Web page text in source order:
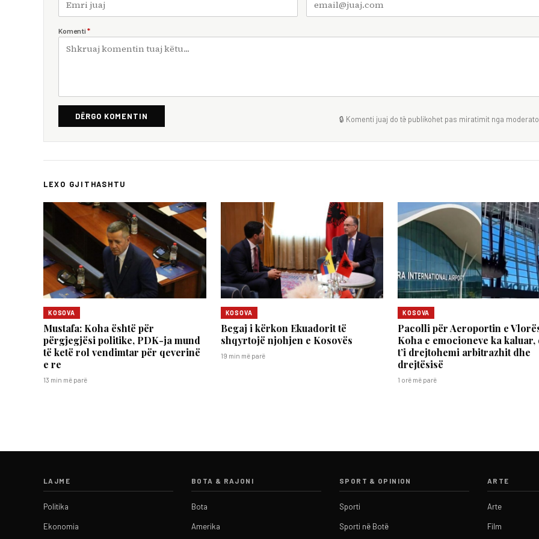
Komenti *
DËRGO KOMENTIN 🔒 Komenti juaj do të publikohet pas miratimit nga
LEXO GJITHASHTU
KOSOVA
Mustafa: Koha është për
përgjegjësi politike, PDK-ja mund
të ketë rol vendimtar për qeverinë
e re
13 min më parë
KOSOVA
Begaj i kërkon Ekuadorit të
shqyrtojë njohjen e Kosovës
19 min më parë
KOSOVA
Pacolli për Aeroportin e
Koha e emocioneve ka kaluar,
t’i drejtohemi arbitrazhit dhe
drejtësisë
1 orë më parë
LAJME
Politika
Ekonomia
BOTA & RAJONI
Bota
Amerika
SPORT & OPINION
Sporti
Sporti në Botë
ARTE
Arte
Film